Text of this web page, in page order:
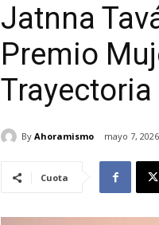
Jatnna
Premio
By Ahoramismo mayo 7, 2026
Cuota